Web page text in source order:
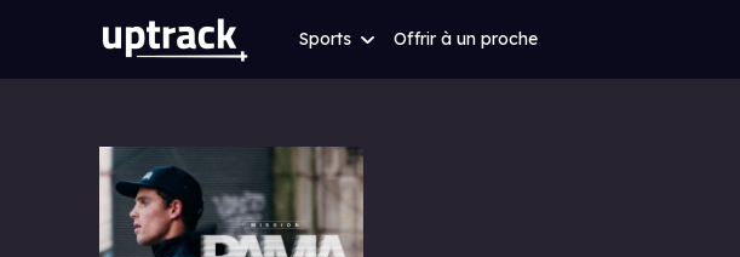
Sports Offrir à un proche